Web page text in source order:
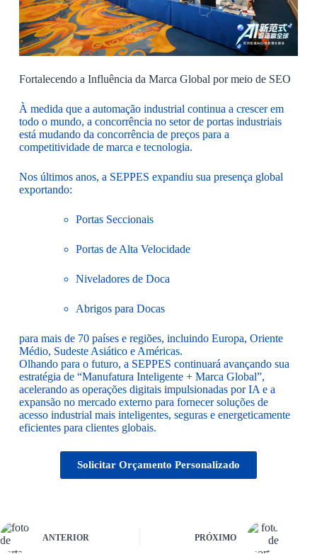
Fortalecendo a Influência da Marca Global por meio de SEO
À medida que a automação industrial continua a crescer em
todo o mundo, a concorrência no setor de portas industriais
está mudando da concorrência de preços para a
competitividade de marca e tecnologia.
Nos últimos anos, a SEPPES expandiu sua presença global
exportando:
Portas Seccionais
Portas de Alta Velocidade
Niveladores de Doca
Abrigos para Docas
para mais de 70 países e regiões, incluindo Europa, Oriente
Médio, Sudeste Asiático e Américas.
Olhando para o futuro, a SEPPES continuará avançando sua
estratégia de “Manufatura Inteligente + Marca Global”,
acelerando as operações digitais impulsionadas por IA e a
expansão no mercado externo para fornecer soluções de
acesso industrial mais inteligentes, seguras e energeticamente
eficientes para clientes globais.
Solicitar Orçamento Personalizado
ANTERIOR PRÓXIMO